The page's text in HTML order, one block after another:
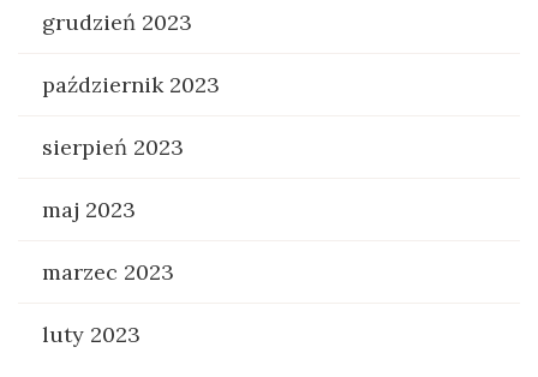
grudzień 2023
październik 2023
sierpień 2023
maj 2023
marzec 2023
luty 2023